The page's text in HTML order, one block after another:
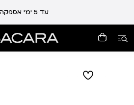
עד 5 ימי אספקה